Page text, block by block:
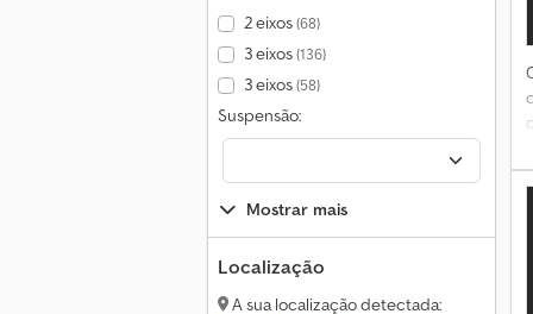
2 eixos(68)
3 eixos(136)
3 eixos(58)
Suspensão:
Mostrar mais
Localização
A sua localização detectada: